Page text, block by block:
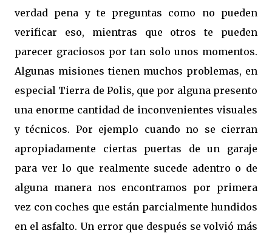
verdad pena y te preguntas como no pueden
verificar eso, mientras que otros te pueden
parecer graciosos por tan solo unos momentos.
Algunas misiones tienen muchos problemas, en
especial Tierra de Polis, que por alguna presento
una enorme cantidad de inconvenientes visuales
y técnicos. Por ejemplo cuando no se cierran
apropiadamente ciertas puertas de un garaje
para ver lo que realmente sucede adentro o de
alguna manera nos encontramos por primera
vez con coches que están parcialmente hundidos
en el asfalto. Un error que después se volvió más